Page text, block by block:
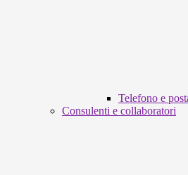
Telefono e
Consulenti e collaboratori